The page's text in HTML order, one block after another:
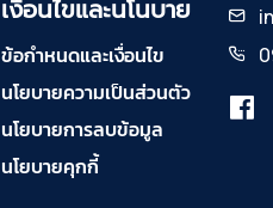
เงื่อนไขและนโนบาย
ข้อกำหนดและเงื่อนไข
นโยบายความเป็นส่วนตัว
นโยบายการลบข้อมูล
นโยบายคุกกี้